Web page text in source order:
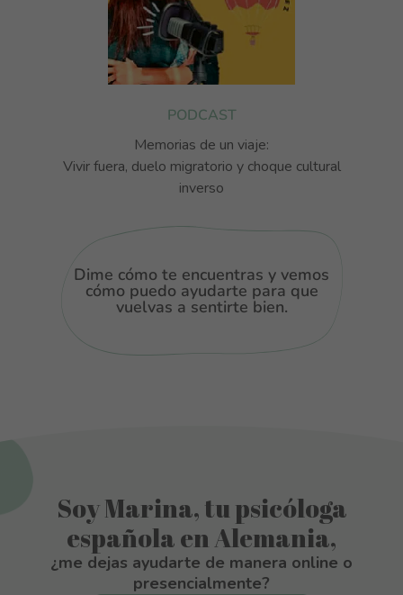
PODCAST
Memorias de un viaje:
Vivir fuera, duelo migratorio y choque cultural
inverso
Dime cómo te encuentras y vemos
cómo puedo ayudarte para que
vuelvas a sentirte bien.
Soy Marina, tu psicóloga
española en Alemania,
¿me dejas ayudarte de manera online o
presencialmente?